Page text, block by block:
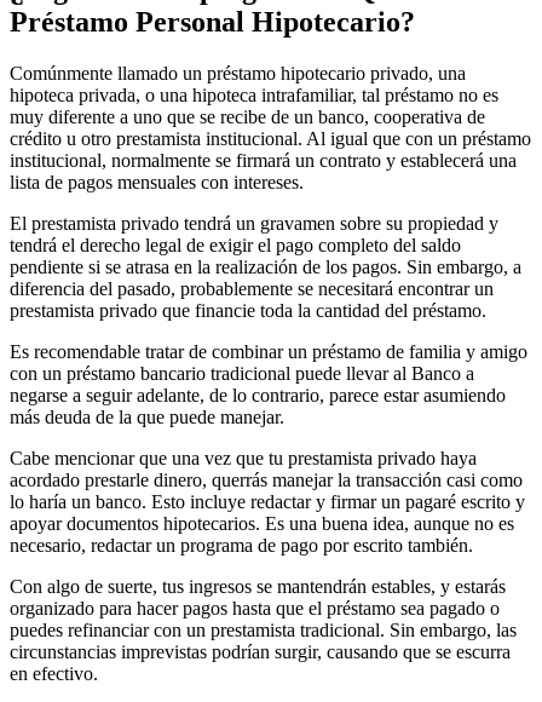
Préstamo Personal Hipotecario?
Comúnmente llamado un préstamo hipotecario privado, una
hipoteca privada, o una hipoteca intrafamiliar, tal préstamo no es
muy diferente a uno que se recibe de un banco, cooperativa de
crédito u otro prestamista institucional. Al igual que con un préstamo
institucional, normalmente se firmará un contrato y establecerá una
lista de pagos mensuales con intereses.
El prestamista privado tendrá un gravamen sobre su propiedad y
tendrá el derecho legal de exigir el pago completo del saldo
pendiente si se atrasa en la realización de los pagos. Sin embargo, a
diferencia del pasado, probablemente se necesitará encontrar un
prestamista privado que financie toda la cantidad del préstamo.
Es recomendable tratar de combinar un préstamo de familia y amigo
con un préstamo bancario tradicional puede llevar al Banco a
negarse a seguir adelante, de lo contrario, parece estar asumiendo
más deuda de la que puede manejar.
Cabe mencionar que una vez que tu prestamista privado haya
acordado prestarle dinero, querrás manejar la transacción casi como
lo haría un banco. Esto incluye redactar y firmar un pagaré escrito y
apoyar documentos hipotecarios. Es una buena idea, aunque no es
necesario, redactar un programa de pago por escrito también.
Con algo de suerte, tus ingresos se mantendrán estables, y estarás
organizado para hacer pagos hasta que el préstamo sea pagado o
puedes refinanciar con un prestamista tradicional. Sin embargo, las
circunstancias imprevistas podrían surgir, causando que se escurra
en efectivo.